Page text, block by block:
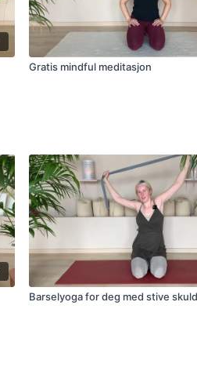
Gratis mindful meditasjon
Barselyoga for deg med stive